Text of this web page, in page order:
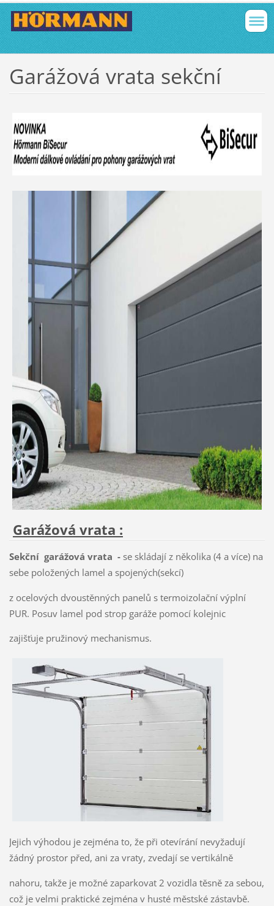
Garážová vrata sekční
Garážová vrata :
Sekční garážová vrata - se skládají z několika (4 a více) na
sebe položených lamel a spojených(sekcí)
z ocelových dvoustěnných panelů s termoizolační výplní
PUR. Posuv lamel pod strop garáže pomocí kolejnic
zajišťuje pružinový mechanismus.
Jejich výhodou je zejména to, že při otevírání nevyžadují
žádný prostor před, ani za vraty, zvedají se vertikálně
nahoru, takže je možné zaparkovat 2 vozidla těsně za sebou,
což je velmi praktické zejména v husté městské zástavbě.